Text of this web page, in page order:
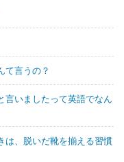
て言うの？
言いましたって英語でなん
は、脱いだ靴を揃える習慣